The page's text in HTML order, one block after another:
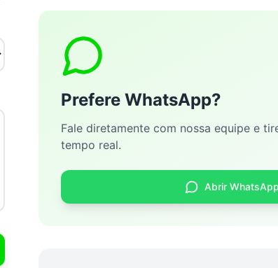
Prefere WhatsApp?
Fale diretamente com nossa equipe e
tempo real.
Abrir WhatsApp